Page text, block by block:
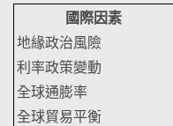
國際因素
地緣政治風險
利率政策變動
全球通膨率
全球貿易平衡